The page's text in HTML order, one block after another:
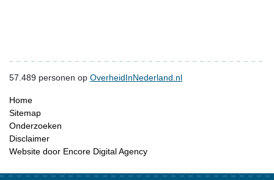
57.489 personen op OverheidInNederland.nl
Home
Sitemap
Onderzoeken
Disclaimer
Website door Encore Digital Agency